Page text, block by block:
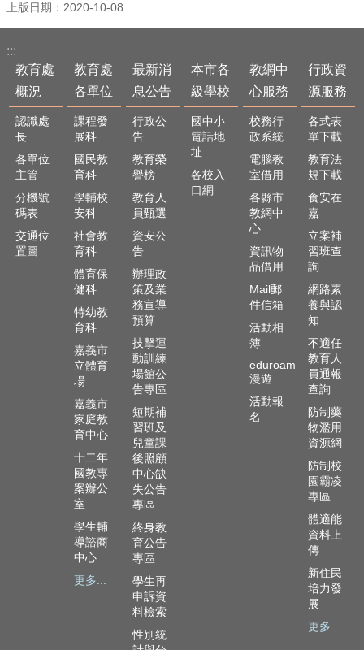
級
學
校
教
網
中
心
服
務
行
政
資
源
上版日期：2020-10-08
:::
教育處
概況
認識處
長
各單位
主管
分機號
碼表
交通位
置圖
教育處
各單位
課程發
展科
國民教
育科
學輔校
安科
社會教
育科
體育保
健科
特幼教
育科
嘉義市
立體育
場
嘉義市
家庭教
育中心
十二年
國教專
案辦公
室
學生輔
導諮商
中心
更多...
最新消
息公告
行政公
告
教育榮
譽榜
教育人
員甄選
資安公
告
辦理政
策及業
務宣導
預算
技擊運
動訓練
場館公
告專區
短期補
習班及
兒童課
後照顧
中心缺
失公告
專區
終身教
育公告
專區
學生再
申訴資
料檢索
性別統
本市各
級學校
國中小
電話地
址
各校入
口網
教網中
心服務
校務行
政系統
電腦教
室借用
各縣市
教網中
心
資訊物
品借用
Mail郵
件信箱
活動相
簿
eduroam
漫遊
活動報
名
行政資
源服務
各式表
單下載
教育法
規下載
食安在
嘉
立案補
習班查
詢
網路素
養與認
知
不適任
教育人
員通報
查詢
防制藥
物濫用
資源網
防制校
園霸凌
專區
體適能
資料上
傳
新住民
培力發
展
更多...